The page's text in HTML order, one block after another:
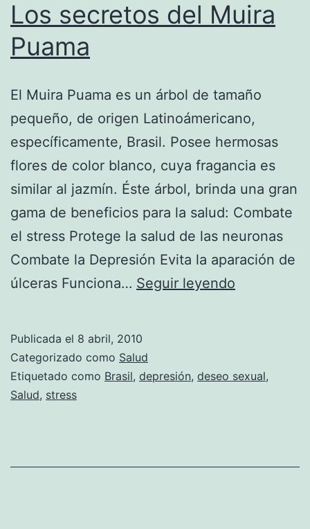
Los secretos del Muira
Puama
El Muira Puama es un árbol de tamaño
pequeño, de origen Latinoámericano,
específicamente, Brasil. Posee hermosas
flores de color blanco, cuya fragancia es
similar al jazmín. Éste árbol, brinda una gran
gama de beneficios para la salud: Combate
el stress Protege la salud de las neuronas
Combate la Depresión Evita la aparación de
úlceras Funciona… Seguir leyendo
Puama
Publicada el 8 abril, 2010
Categorizado como Salud
Etiquetado como Brasil, depresión, deseo sexual,
Salud, stress